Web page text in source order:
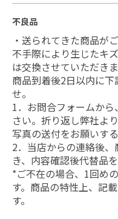
不良品
・送られてきた商品が
不手際により生じたキ
は交換させていただきま
商品到着後2日以内に
せ。
1．お問合フォームか
さい。折り返し弊社よ
写真の送付をお願いす
2．当店からの連絡後
き、内容確認後代替品
*ご不在の場合、1回め
す。商品の特性上、記
す。